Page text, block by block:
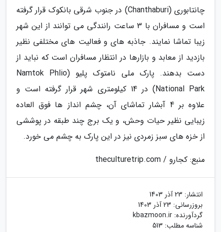
چانتابوری (Chanthaburi) در جنوب شرقی بانکوک قرار گرفته
است و مسافران با 3 ساعت رانندگی می توانند از این شهر
زیبا تماشا نمایند. جاذبه های و فعالیت های مختلفی نظیر
بازدید از معابد و بازارها در انتظار مسافران است که نباید از
دست بدهند. پارک ملی نامتوک پلیو (Namtok Phlio
National Park) در 14 کیلومتری شهر قرار گرفته است و
علاوه بر 4 آبشار تماشای آن، چشم انداز ها فوق العاده
زیبایی نظیر حیات وحش، و یک برج چند طبقه در پوششی
از خزه های سبز زمردی نیز در این پارک به چشم می خورد.
منبع: کجارو / theculturetrip.com
انتشار: 23 آذر 1403
بروزرسانی: 23 آذر 1403
گردآورنده: kbazmoon.ir
شناسه مطلب: 513